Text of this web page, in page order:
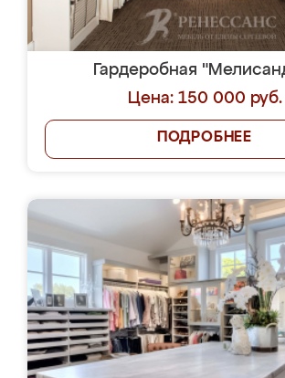
Гардеробная
Цена: 150 000 руб.
ПОДРОБНЕЕ